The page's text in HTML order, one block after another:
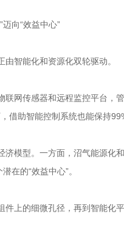
向“效益中心”
智能化和资源化双轮驱动。
联网传感器和远程监控平台，
借助智能控制系统也能保持
济模型。一方面，沼气能源化
在的“效益中心”。
件上的细微孔径，再到智能化